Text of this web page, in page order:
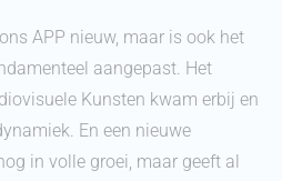
APP nieuw, maar is ook het
aangepast. Het
Kunsten kwam erbij en
En een nieuwe
in volle groei, maar geeft al